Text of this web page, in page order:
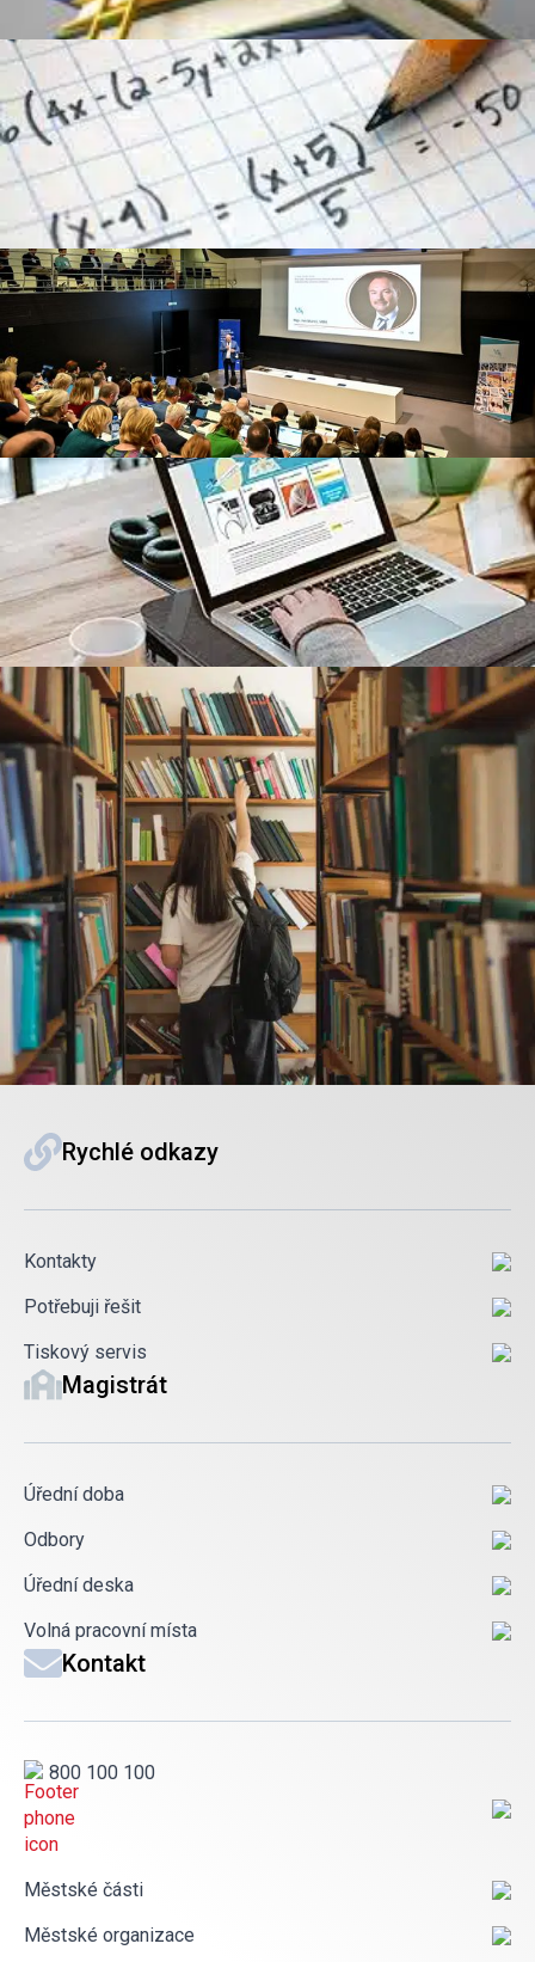
Rychlé odkazy
Kontakty
Potřebuji řešit
Tiskový servis
Magistrát
Úřední doba
Odbory
Úřední deska
Volná pracovní místa
Kontakt
800 100 100
Městské části
Městské organizace